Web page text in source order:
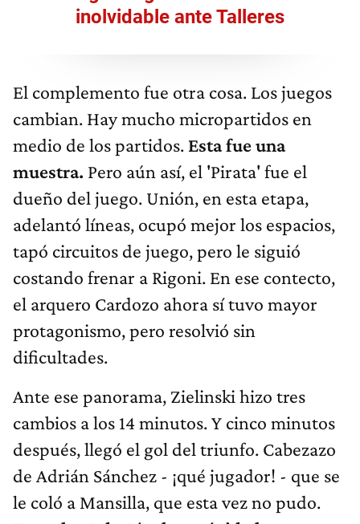
inolvidable ante Talleres
El complemento fue otra cosa. Los juegos
cambian. Hay mucho micropartidos en
medio de los partidos. Esta fue una
muestra. Pero aún así, el 'Pirata' fue el
dueño del juego. Unión, en esta etapa,
adelantó líneas, ocupó mejor los espacios,
tapó circuitos de juego, pero le siguió
costando frenar a Rigoni. En ese contecto,
el arquero Cardozo ahora sí tuvo mayor
protagonismo, pero resolvió sin
dificultades.
Ante ese panorama, Zielinski hizo tres
cambios a los 14 minutos. Y cinco minutos
después, llegó el gol del triunfo. Cabezazo
de Adrián Sánchez - ¡qué jugador! - que se
le coló a Mansilla, que esta vez no pudo.